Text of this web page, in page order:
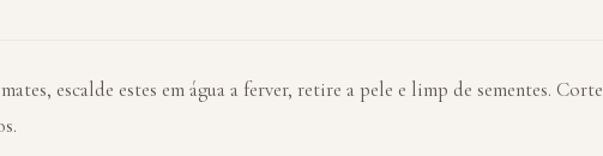
escalde estes em água a ferver, retire a pele e limp de sementes. Corte